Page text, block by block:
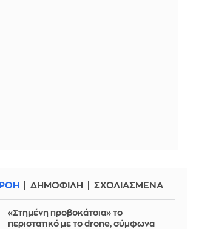
ΡΟΗ ΔΗΜΟΦΙΛΗ ΣΧΟΛΙΑΣΜΕΝΑ
«Στημένη προβοκάτσια» το
περιστατικό με το drone, σύμφωνα